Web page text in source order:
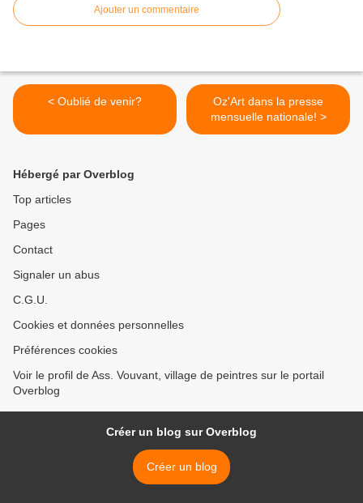
Ajouter un commentaire
< Oublié de venir?
Oz'Art dans la presse
mensuelle nationale! >
Hébergé par Overblog
Top articles
Pages
Contact
Signaler un abus
C.G.U.
Cookies et données personnelles
Préférences cookies
Voir le profil de Ass. Vouvant, village de peintres sur le portail
Overblog
Créer un blog sur Overblog
Créer un blog